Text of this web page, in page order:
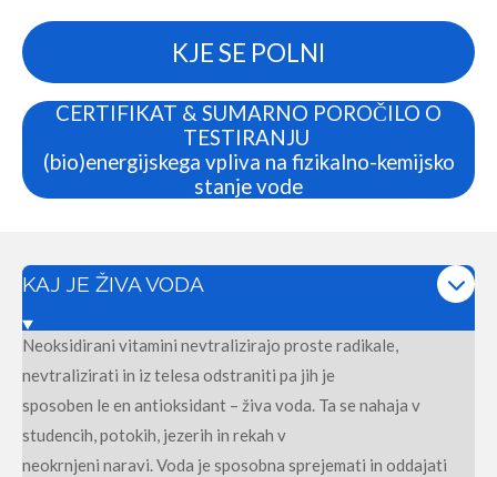
KJE SE POLNI
CERTIFIKAT & SUMARNO POROČILO O
TESTIRANJU
(bio)energijskega vpliva na fizikalno-kemijsko
stanje vode
KAJ JE ŽIVA VODA
Neoksidirani vitamini nevtralizirajo proste radikale,
nevtralizirati in iz telesa odstraniti pa jih je
sposoben le en antioksidant – živa voda. Ta se nahaja v
studencih, potokih, jezerih in rekah v
neokrnjeni naravi. Voda je sposobna sprejemati in oddajati